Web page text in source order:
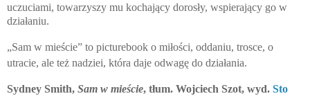
uczuciami, towarzyszy mu kochający dorosły, wspierający go w
działaniu.
„Sam w mieście” to picturebook o miłości, oddaniu, trosce, o
utracie, ale też nadziei, która daje odwagę do działania.
Sydney Smith, Sam w mieście, tłum. Wojciech Szot, wyd. Sto